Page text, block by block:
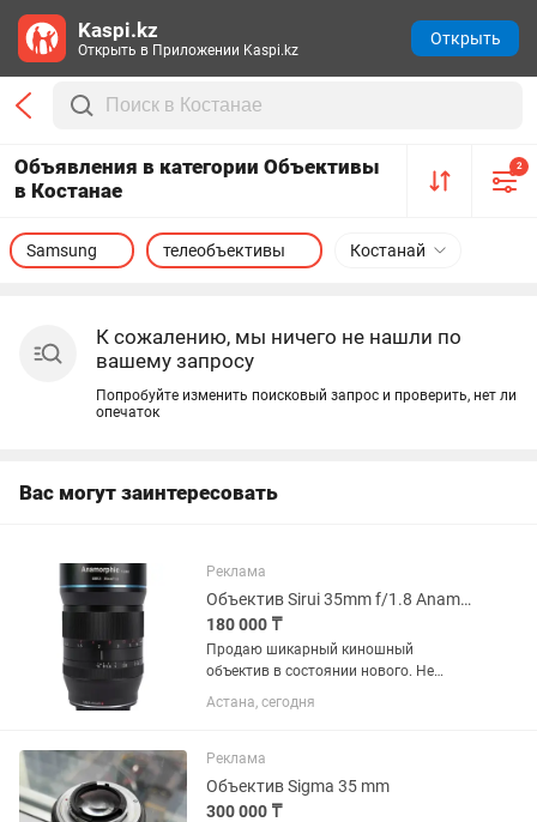
Объявления в категории Объективы
в Костанае
2
Костанай
Samsung телеобъективы
К сожалению, мы ничего не нашли по
вашему запросу
Попробуйте изменить поисковый запрос и проверить, нет ли
опечаток
Вас могут заинтересовать
Реклама
Объектив Sirui 35mm f/1.8 Anamorphic 1.33x для Sony E
180 000 ₸
Продаю шикарный киношный
объектив в состоянии нового. Не
использовался. Родной чехол. Торг
есть, предлагайте цену - подумаем
1.33x для Sony E
Астана, сегодня
Реклама
Объектив Sigma 35 mm
300 000 ₸
Kaspi.kz
Открыть в Приложении Kaspi.kz
Открыть